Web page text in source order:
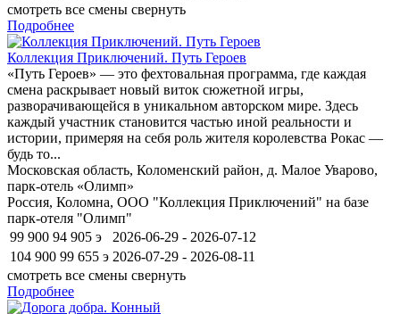
смотреть все смены свернуть
Подробнее
Коллекция Приключений. Путь Героев
«Путь Героев» — это фехтовальная программа, где каждая
смена раскрывает новый виток сюжетной игры,
разворачивающейся в уникальном авторском мире. Здесь
каждый участник становится частью иной реальности и
истории, примеряя на себя роль жителя королевства Рокас —
будь то...
Московская область, Коломенский район, д. Малое Уварово,
парк-отель «Олимп»
Россия, Коломна, ООО "Коллекция Приключений" на базе
парк-отеля "Олимп"
99 900 94 905 э
2026-06-29 - 2026-07-12
104 900 99 655 э 2026-07-29 - 2026-08-11
смотреть все смены свернуть
Подробнее